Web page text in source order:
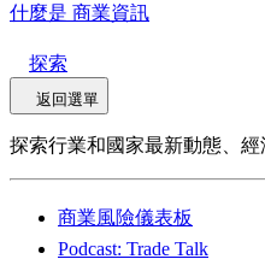
什麼是 商業資訊
探索
返回選單
探索行業和國家最新動態、
商業風險儀表板
Podcast: Trade Talk